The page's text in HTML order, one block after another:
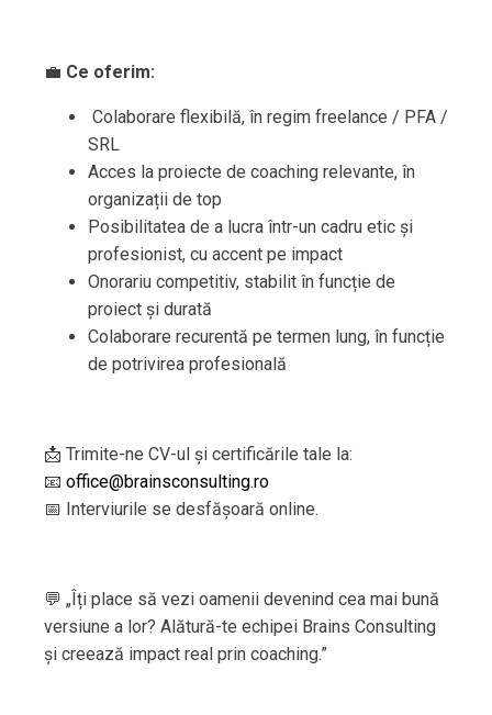
💼 Ce oferim:
Colaborare flexibilă, în regim freelance / PFA /
SRL
Acces la proiecte de coaching relevante, în
organizații de top
Posibilitatea de a lucra într-un cadru etic și
profesionist, cu accent pe impact
Onorariu competitiv, stabilit în funcție de
proiect și durată
Colaborare recurentă pe termen lung, în funcție
de potrivirea profesională
📩 Trimite-ne CV-ul și certificările tale la:
📧 office@brainsconsulting.ro
📅 Interviurile se desfășoară online.
💬 „Îți place să vezi oamenii devenind cea mai bună
versiune a lor? Alătură-te echipei Brains Consulting
și creează impact real prin coaching.”